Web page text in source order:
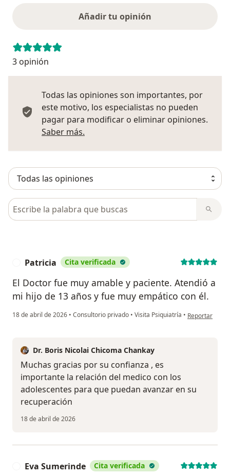
Añadir tu opinión
3 opinión
Todas las opiniones son importantes, por
este motivo, los especialistas no pueden
pagar para modificar o eliminar opiniones.
Saber más.
Busca en opiniones
Patricia Cita verificada
El Doctor fue muy amable y paciente. Atendió a
mi hijo de 13 años y fue muy empático con él.
18 de abril de 2026 • Consultorio privado • Visita Psiquiatría • en opinión del
Reportar
Dr. Boris Nicolai Chicoma Chankay
Muchas gracias por su confianza , es
importante la relación del medico con los
adolescentes para que puedan avanzar en su
recuperación
18 de abril de 2026
Eva Sumerinde Cita verificada